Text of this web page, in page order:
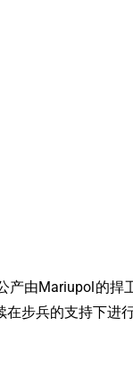
由Mariupol的
步兵的支持下进